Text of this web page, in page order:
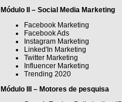
Módulo II – Social Media Marketing
Facebook Marketing
Facebook Ads
Instagram Marketing
Linked'In Marketing
Twitter Marketing
Influencer Marketing
Trending 2020
Módulo III – Motores de pesquisa